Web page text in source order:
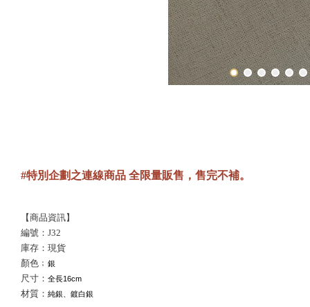
#特別企劃之連線商品 全限量販售，售完不補。
【商品資訊】
編號：J32
庫存：現貨
顏色﹔ 銀
尺寸： 全長16cm
材質： 純銀、鍍白銀